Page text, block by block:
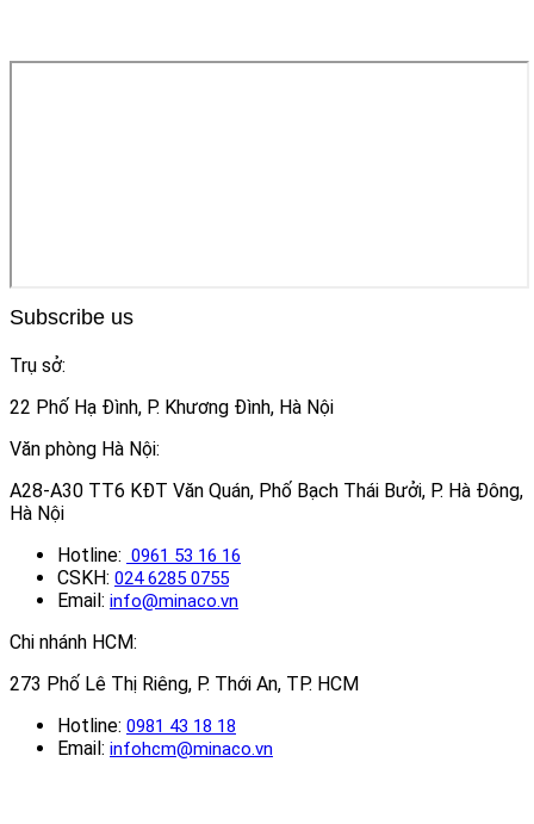
Subscribe us
Trụ sở:
22 Phố Hạ Đình, P. Khương Đình, Hà Nội
Văn phòng Hà Nội:
A28-A30 TT6 KĐT Văn Quán, Phố Bạch Thái Bưởi, P. Hà Đông,
Hà Nội
Hotline: 0961 53 16 16
CSKH: 024 6285 0755
Email: info@minaco.vn
Chi nhánh HCM:
273 Phố Lê Thị Riêng, P. Thới An, TP. HCM
Hotline: 0981 43 18 18
Email: infohcm@minaco.vn